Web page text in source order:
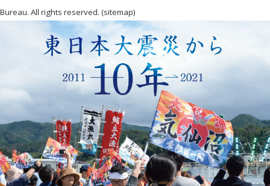
Bureau. All rights reserved. (sitemap)